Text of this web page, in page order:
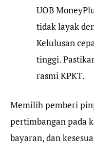
UOB
tidak layak
Kelulusan
tinggi.
rasmi KPKT.
Memilih pemberi
pertimbangan pada
bayaran, dan